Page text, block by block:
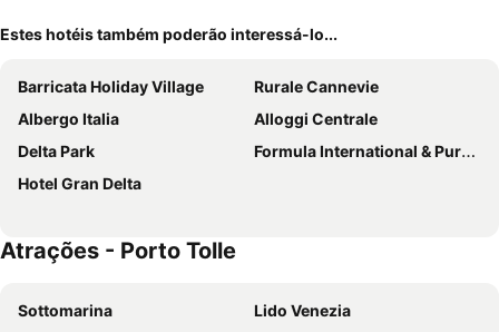
Estes hotéis também poderão interessá-lo...
Barricata Holiday Village
Rurale Cannevie
Albergo Italia
Alloggi Centrale
Delta Park
Formula International & Puravita SPA
Hotel Gran Delta
Atrações - Porto Tolle
Sottomarina
Lido Venezia